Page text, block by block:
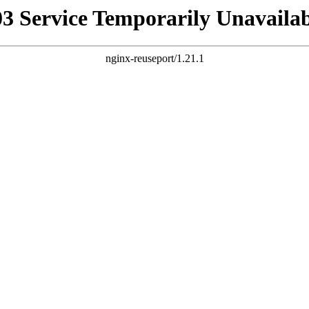
Service Temporarily
nginx-reuseport/1.21.1